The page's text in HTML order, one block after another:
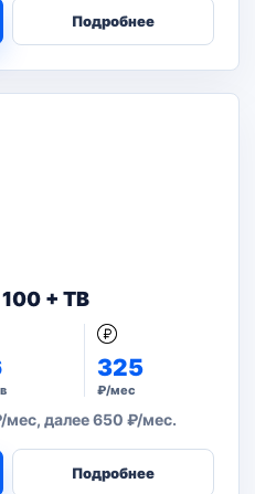
Подробнее
+ ТВ
325
₽/мес
далее 650 ₽/мес.
Подробнее